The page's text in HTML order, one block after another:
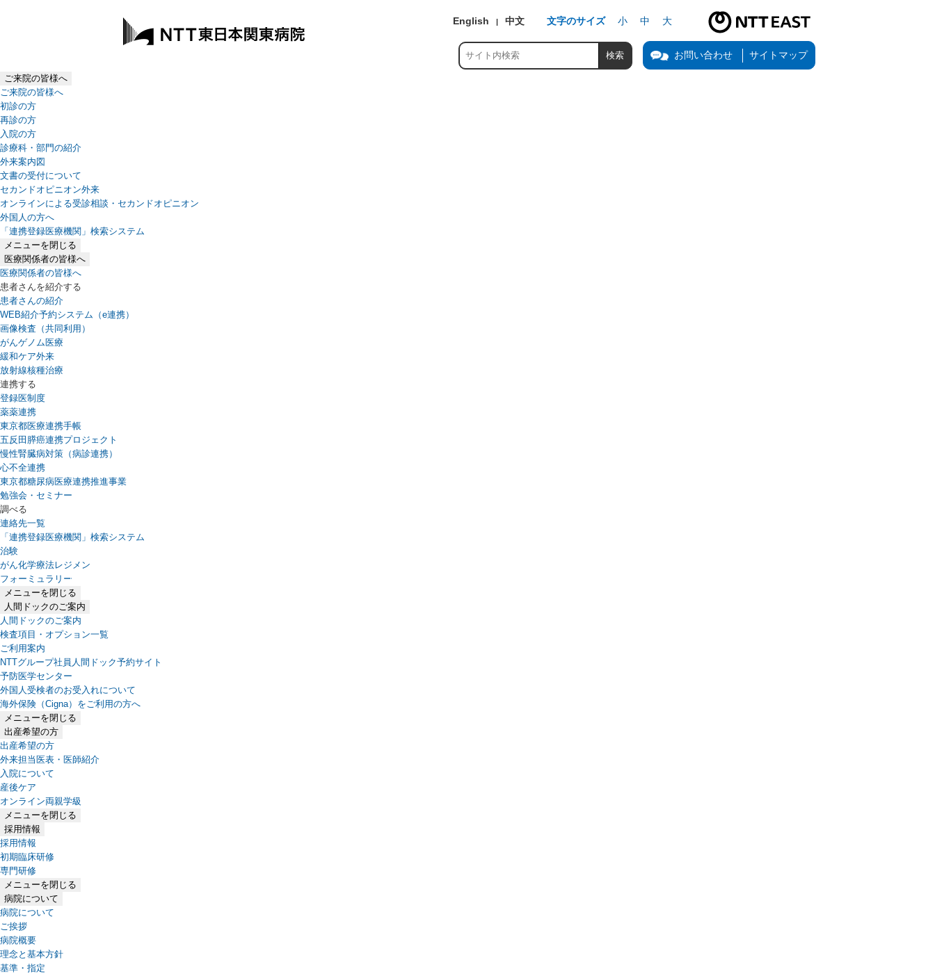
English 中文 文字のサイズ 小 中 大
NTT東日本公式サイト（新しいタブで開きます）
お問い合わせ サイトマップ
ご来院の皆様へ
ご来院の皆様へ
初診の方
再診の方
入院の方
診療科・部門の紹介
外来案内図
文書の受付について
セカンドオピニオン外来
オンラインによる受診相談・セカンドオピニオン
外国人の方へ
「連携登録医療機関」検索システム
（新しいタブで開きます）
メニューを閉じる
医療関係者の皆様へ
医療関係者の皆様へ
患者さんを紹介する
患者さんの紹介
WEB紹介予約システム（e連携）
（新しいタブで開きます）
画像検査（共同利用）
がんゲノム医療
緩和ケア外来
放射線核種治療
連携する
登録医制度
薬薬連携
東京都医療連携手帳
五反田膵癌連携プロジェクト
慢性腎臓病対策（病診連携）
心不全連携
東京都糖尿病医療連携推進事業
勉強会・セミナー
調べる
連絡先一覧
「連携登録医療機関」検索システム
（新しいタブで開きます）
治験
がん化学療法レジメン
フォーミュラリー
（PDFファイル、新しいタブで開きます）
メニューを閉じる
人間ドックのご案内
人間ドックのご案内
検査項目・オプション一覧
ご利用案内
NTTグループ社員人間ドック予約サイト
予防医学センター
外国人受検者のお受入れについて
海外保険（Cigna）をご利用の方へ
メニューを閉じる
出産希望の方
出産希望の方
外来担当医表・医師紹介
入院について
産後ケア
オンライン両親学級
メニューを閉じる
採用情報
採用情報
初期臨床研修
専門研修
メニューを閉じる
病院について
病院について
ご挨拶
病院概要
理念と基本方針
基準・指定